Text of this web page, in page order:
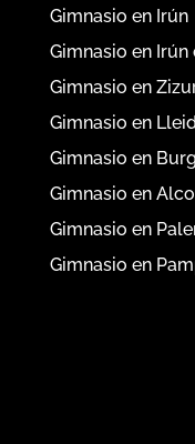
Gimnasio en Irún
Gimnasio en
Gimnasio en
Gimnasio en
Gimnasio en
Gimnasio en
Gimnasio en
Gimnasio en